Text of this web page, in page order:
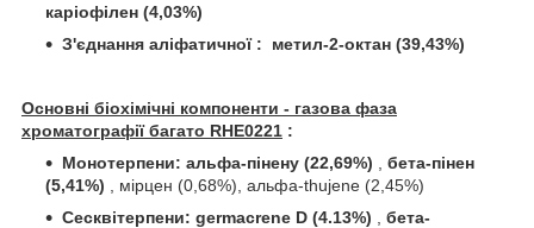
каріофілен (4,03%)
З'єднання аліфатичної: метил-2-октан (39,43%)
Основні біохімічні компоненти - газова фаза
хроматографії багато RHE0221 :
Монотерпени: альфа-пінену (22,69%)
бета-пінен
(5,41%) , мірцен (0,68%), альфа-thujene (2,45%)
Сесквітерпени: germacrene D (4.13%)
бета-